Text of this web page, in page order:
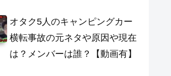
オタク5人のキャンピングカー
横転事故の元ネタや原因や現在
は？メンバーは誰？【動画有】